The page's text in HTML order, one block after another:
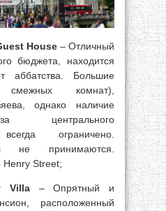
House – Отличный
бюджета, находится
аббатства. Большие
комнат),
однако наличие
центрального
ограничено.
не принимаются.
Street;
Villa – Опрятный и
расположенный